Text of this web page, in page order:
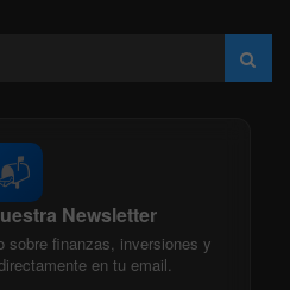
Newsletter
sobre finanzas, inversiones y
en tu email.